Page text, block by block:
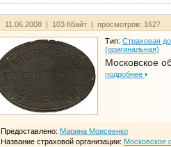
11.06.2008 | 103 Кбайт | просмотров: 1627
Тип: Страховая
(оригинальная)
Московское
подробнее
Предоставлено: Марина Моисеенко
Название страховой организации: Московское